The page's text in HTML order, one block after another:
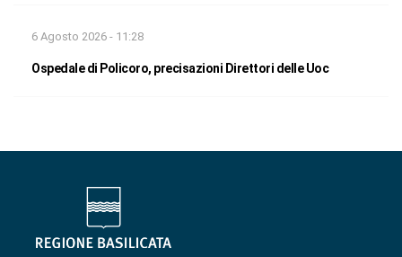
6 Agosto 2026 - 11:28
Ospedale di Policoro, precisazioni Direttori delle Uoc